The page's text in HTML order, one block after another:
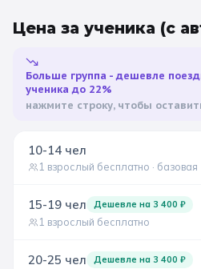
Цена за ученика (с
Больше группа - дешевле
ученика до 22%
нажмите строку, чтобы
10-14 чел
1 взрослый бесплатно · базовая
15-19 чел Дешевле на 3 400 ₽
1 взрослый бесплатно
20-25 чел Дешевле на 3 400 ₽